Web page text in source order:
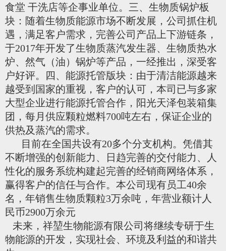
食堂 干洗店等企事业单位。三、生物质锅炉板
块：随着生物质能源市场不断发展，公司抓住机
遇，满足客户需求，完善公司产品上下游链条，
于2017年开发了生物质蒸汽发生器、生物质热水
炉、然气（油）锅炉等产品，一经推出，深受客
户好评。四、能源托管版块：由于清洁能源越来
越受到国家的重视，客户的认可，本司已与多家
大型企业进行能源托管合作，阳光天泽包装箱集
团，每月供应颗粒燃料700吨左右，保证企业的
供热及蒸汽的需求。
目前在全国共设有20多个分支机构。凭借其
不断增强的创新能力、日趋完善的交付能力、人
性化的服务系统构建起完善的经销商网络体系，
赢得客户的信任与合作。本公司现有员工40余
名，年销售生物质颗粒3万余吨，年营业额计人
民币2900万余元
未来，祥堃生物能源有限公司将继续专研于生
物能源的开发，实现社会、环境及利益的和谐共